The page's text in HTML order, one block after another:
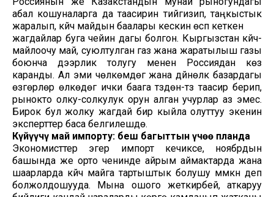
абал кошуналарга да таасирин тийгизип, таңкыстык
жаралып, күйүүчү майдын баалары кескин өсүп кеткен
жагдайлар буга чейин дагы болгон. Кыргызстан күйүүчү-
майлоочу май, суюлтулган газ жана жаратылыш газы
боюнча дээрлик толугу менен Россиядан көз
каранды. Ал эми чөлкөмдөгү жана дүйнөлүк базардагы
өзгөрүүлөр өлкөдөгү ички баага түздөн-түз таасир берип,
рынокто олку-солкулук орун алган учурлар аз эмес.
Бирок бул жолку жагдай бир кыйла олуттуу экенин
эксперттер баса белгилешүүдө.
Күйүүчү май импорту: беш багыттын үчөө планда
Экономисттер эгер импорт кечиксе, ноябрдын
башында же орто ченинде айрым аймактарда жана
шаарларда күйүүчү майга тартыштык болушу мүмкүн деп
болжолдошууда. Мына ошого жеткирбей, аткаруу